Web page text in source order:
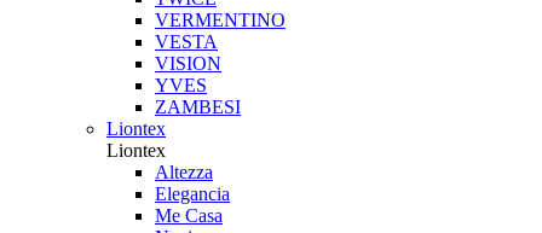
VERMENTINO
VESTA
VISION
YVES
ZAMBESI
Liontex
Liontex
Altezza
Elegancia
Me Casa